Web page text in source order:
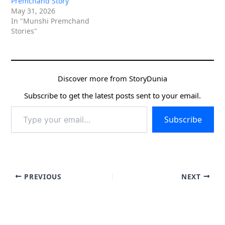
May 31, 2026
In "Munshi Premchand
Stories"
Discover more from StoryDunia
Subscribe to get the latest posts sent to your email.
your
email…
Subscribe
PREVIOUS NEXT